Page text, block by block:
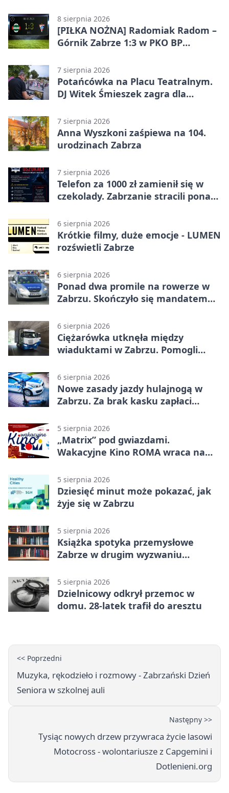
8 sierpnia 2026
[PIŁKA NOŻNA] Radomiak Radom –
Górnik Zabrze 1:3 w PKO BP
Federico dał zabrzanom zwycięstwo
7 sierpnia 2026
Potańcówka na Placu Teatralnym.
DJ Witek Śmieszek zagra dla
7 sierpnia 2026
Anna Wyszkoni zaśpiewa na 104.
urodzinach Zabrza
7 sierpnia 2026
Telefon za 1000 zł zamienił się w
czekolady. Zabrzanie stracili ponad
6 sierpnia 2026
Krótkie filmy, duże emocje - LUMEN
rozświetli Zabrze
6 sierpnia 2026
Ponad dwa promile na rowerze w
Zabrzu. Skończyło się mandatem
6 sierpnia 2026
Ciężarówka utknęła między
wiaduktami w Zabrzu. Pomogli
6 sierpnia 2026
Nowe zasady jazdy hulajnogą w
Zabrzu. Za brak kasku zapłaci
5 sierpnia 2026
„Matrix” pod gwiazdami.
Wakacyjne Kino ROMA wraca na
5 sierpnia 2026
Dziesięć minut może pokazać, jak
żyje się w Zabrzu
5 sierpnia 2026
Książka spotyka przemysłowe
Zabrze w drugim wyzwaniu
5 sierpnia 2026
Dzielnicowy odkrył przemoc w
domu. 28-latek trafił do aresztu
<< Poprzedni
Muzyka, rękodzieło i rozmowy - Zabrzański Dzień
Seniora w szkolnej auli
Następny >>
Tysiąc nowych drzew przywraca życie lasowi
Motocross - wolontariusze z Capgemini i
Dotlenieni.org